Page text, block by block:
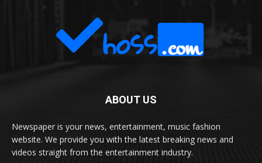
ABOUT US
Newspaper is your news, entertainment, music fashion
website. We provide you with the latest breaking news and
videos straight from the entertainment industry.